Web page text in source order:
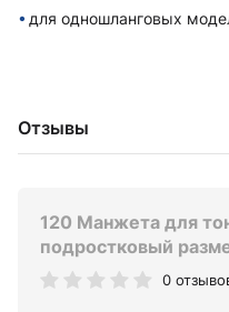
для одношланговых
Отзывы
120 Манжета для
подростковый
0